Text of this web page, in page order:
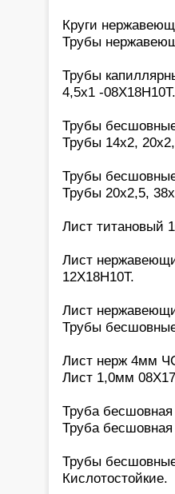
Круги
Трубы
Трубы
4,5х1 -08Х18Н10Т.
Трубы
Трубы 14х2,
Трубы
Трубы 20х2,5,
Лист титановый
Лист
12Х18Н10Т.
Лист
Трубы
Лист нерж 4мм
Лист 1,0мм
Труба
Труба
Трубы
Кислотостойкие.